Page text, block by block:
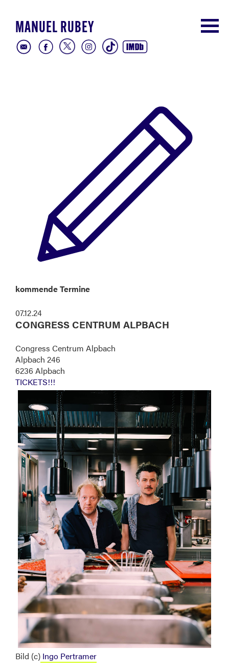
MANUEL RUBEY
kommende Termine
07.12.24
CONGRESS CENTRUM ALPBACH
Congress Centrum Alpbach
Alpbach 246
6236 Alpbach
TICKETS!!!
Bild (c) Ingo Pertramer